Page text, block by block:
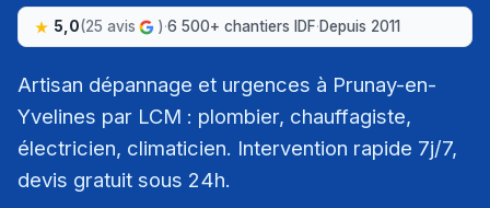
5,0(25 avis )·6 500+ chantiers IDF·Depuis 2011
Artisan dépannage et urgences à Prunay-en-
Yvelines par LCM : plombier, chauffagiste,
électricien, climaticien. Intervention rapide 7j/7,
devis gratuit sous 24h.